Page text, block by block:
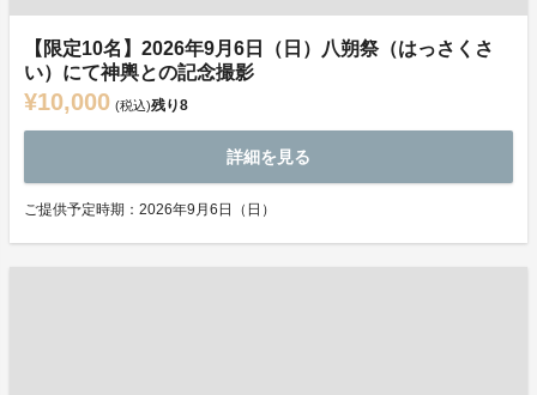
【限定10名】2026年9月6日（日）八朔祭（はっさくさ
い）にて神輿との記念撮影
¥10,000 (税込)残り8
詳細を見る
ご提供予定時期：2026年9月6日（日）